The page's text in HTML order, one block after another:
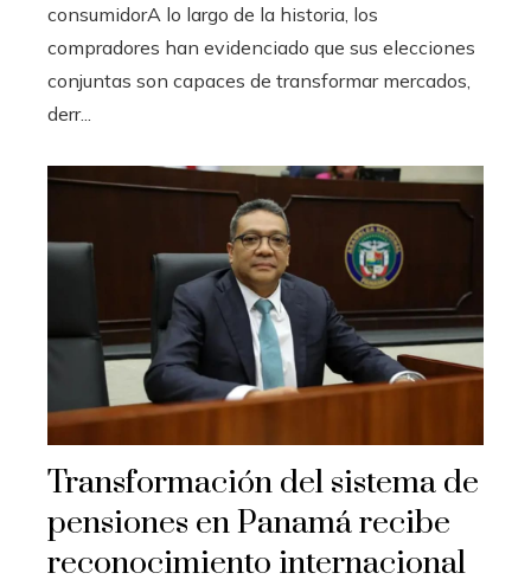
consumidorA lo largo de la historia, los
compradores han evidenciado que sus elecciones
conjuntas son capaces de transformar mercados,
derr...
Transformación del sistema de
pensiones en Panamá recibe
reconocimiento internacional